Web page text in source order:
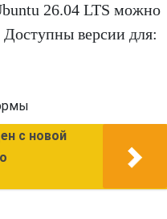
26.04 LTS можно
Доступны версии для:
с новой